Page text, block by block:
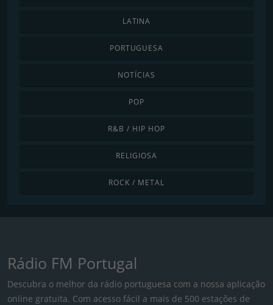
LATINA
PORTUGUESA
NOTÍCIAS
POP
R&B / HIP HOP
RELIGIOSA
ROCK / METAL
Rádio FM Portugal
Descubra o melhor da rádio portuguesa com a nossa aplicação
online gratuita. Com acesso fácil a mais de 500 estações de